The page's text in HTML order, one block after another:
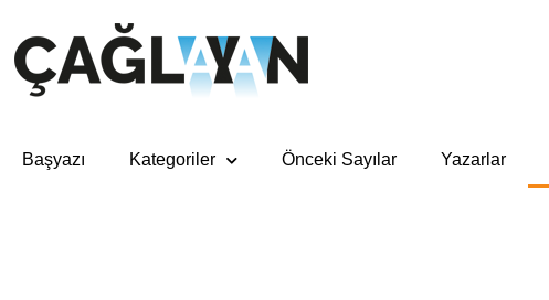
Başyazı Kategoriler Önceki Sayılar Yazarlar